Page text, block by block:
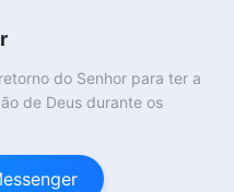
do Senhor para ter a
de Deus durante os